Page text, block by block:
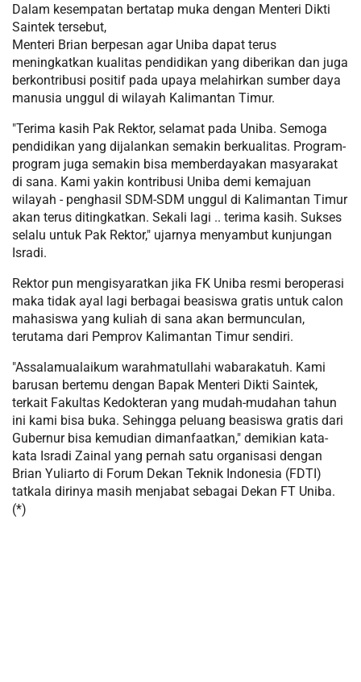
Dalam kesempatan bertatap muka dengan Menteri Dikti
Saintek tersebut,
Menteri Brian berpesan agar Uniba dapat terus
meningkatkan kualitas pendidikan yang diberikan dan juga
berkontribusi positif pada upaya melahirkan sumber daya
manusia unggul di wilayah Kalimantan Timur.
"Terima kasih Pak Rektor, selamat pada Uniba. Semoga
pendidikan yang dijalankan semakin berkualitas. Program-
program juga semakin bisa memberdayakan masyarakat
di sana. Kami yakin kontribusi Uniba demi kemajuan
wilayah - penghasil SDM-SDM unggul di Kalimantan Timur
akan terus ditingkatkan. Sekali lagi .. terima kasih. Sukses
selalu untuk Pak Rektor," ujarnya menyambut kunjungan
Isradi.
Rektor pun mengisyaratkan jika FK Uniba resmi beroperasi
maka tidak ayal lagi berbagai beasiswa gratis untuk calon
mahasiswa yang kuliah di sana akan bermunculan,
terutama dari Pemprov Kalimantan Timur sendiri.
"Assalamualaikum warahmatullahi wabarakatuh. Kami
barusan bertemu dengan Bapak Menteri Dikti Saintek,
terkait Fakultas Kedokteran yang mudah-mudahan tahun
ini kami bisa buka. Sehingga peluang beasiswa gratis dari
Gubernur bisa kemudian dimanfaatkan," demikian kata-
kata Isradi Zainal yang pernah satu organisasi dengan
Brian Yuliarto di Forum Dekan Teknik Indonesia (FDTI)
tatkala dirinya masih menjabat sebagai Dekan FT Uniba.
(*)